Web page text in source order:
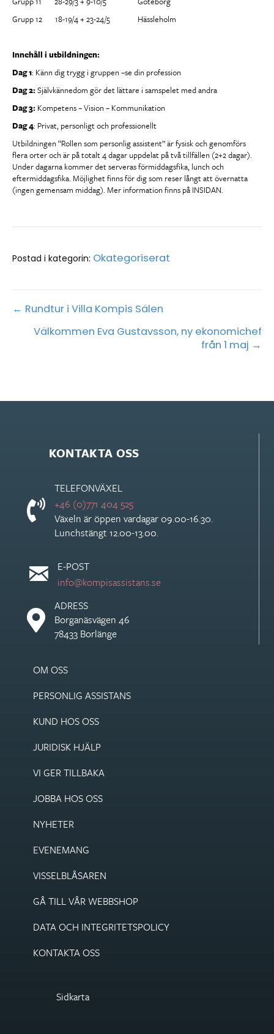
Grupp 12 18-19/4 + 23-24/5 Hässleholm
Innehåll i utbildningen:
Dag 1: Känn dig trygg i gruppen –se din profession
Dag 2:Självkännedom gör det lättare i samspelet med andra
Dag 3: Kompetens – Vision – Kommunikation
Dag 4: Privat, personligt och professionellt
Utbildningen “Rollen som personlig assistent” är fysisk och genomförs
flera orter och är på totalt 4 dagar uppdelat på två tillfällen (2+2 dagar).
Under dagarna kommer det serveras förmiddagsfika, lunch och
eftermiddagsfika. Möjlighet finns för dig som reser långt att övernatta
(ingen gemensam middag). Mer information finns på INSIDAN.
Postad i kategorin: Okategoriserat
Posts
← Rundtur i Villa Kompis Sälen
Välkommen Eva Gustavsson, ny ekonomichef
från 1 maj →
KONTAKTA OSS
TELEFONVÄXEL
+46 (0)771 404 525
Växeln är öppen vardagar 09.00-16.30.
Lunchstängt 12.00-13.00.
E-POST
info@kompisassistans.se
ADRESS
Borganäsvägen 46
78433 Borlänge
OM OSS
PERSONLIG ASSISTANS
KUND HOS OSS
JURIDISK HJÄLP
VI GER TILLBAKA
JOBBA HOS OSS
NYHETER
EVENEMANG
VISSEL­BLÅSAREN
GÅ TILL VÅR WEBBSHOP
DATA OCH INTEGRITETS­POLICY
KONTAKTA OSS
Sidkarta